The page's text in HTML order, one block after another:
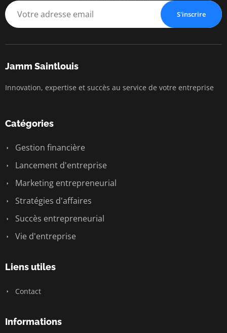
S'inscrire
Jamm Saintlouis
Innovation, expertise et succès au service de votre entreprise
Catégories
Gestion financière
Lancement d'entreprise
Marketing entrepreneurial
Stratégies d'affaires
Succès entrepreneurial
Vie d'entreprise
Liens utiles
Contact
Informations